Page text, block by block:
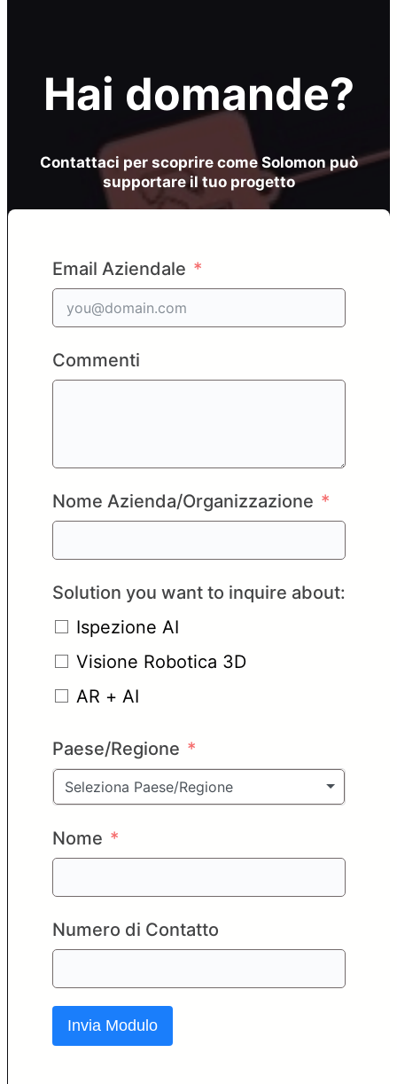
Hai domande?
Contattaci per scoprire come Solomon può
supportare il tuo progetto
Email Aziendale
Commenti
Nome Azienda/Organizzazione
Solution you want to inquire about:
Ispezione AI
Visione Robotica 3D
AR + AI
Paese/Regione
Seleziona Paese/Regione
Nome
Numero di Contatto
Invia Modulo